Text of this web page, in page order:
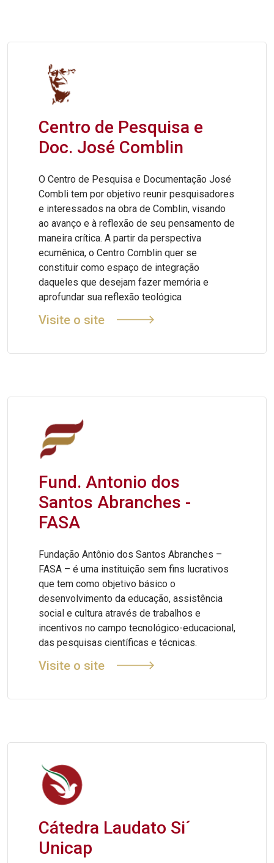
Centro de Pesquisa e
Doc. José Comblin
O Centro de Pesquisa e Documentação José
Combli tem por objetivo reunir pesquisadores
e interessados na obra de Comblin, visando
ao avanço e à reflexão de seu pensamento de
maneira crítica. A partir da perspectiva
ecumênica, o Centro Comblin quer se
constituir como espaço de integração
daqueles que desejam fazer memória e
aprofundar sua reflexão teológica
Visite o site
Fund. Antonio dos
Santos Abranches -
FASA
Fundação Antônio dos Santos Abranches –
FASA – é uma instituição sem fins lucrativos
que tem como objetivo básico o
desenvolvimento da educação, assistência
social e cultura através de trabalhos e
incentivos no campo tecnológico-educacional,
das pesquisas científicas e técnicas.
Visite o site
Cátedra Laudato Si´
Unicap